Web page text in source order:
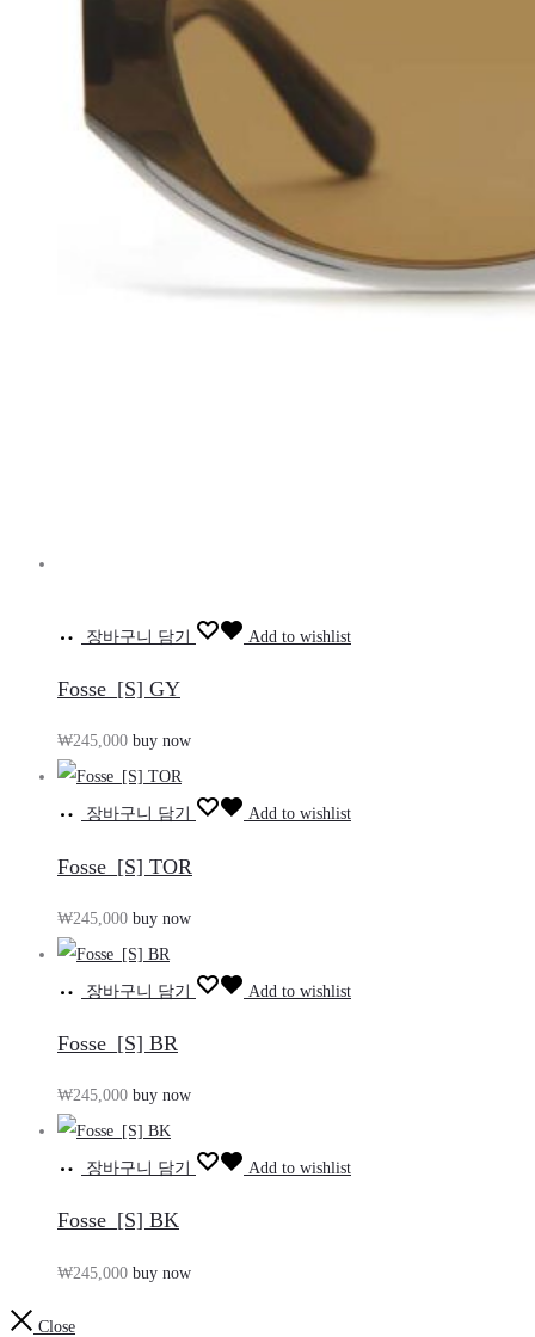
장바구니 담기 Add to wishlist
Fosse_[S] GY
₩245,000 buy now
장바구니 담기 Add to wishlist
Fosse_[S] TOR
₩245,000 buy now
장바구니 담기 Add to wishlist
Fosse_[S] BR
₩245,000 buy now
장바구니 담기 Add to wishlist
Fosse_[S] BK
₩245,000 buy now
Close